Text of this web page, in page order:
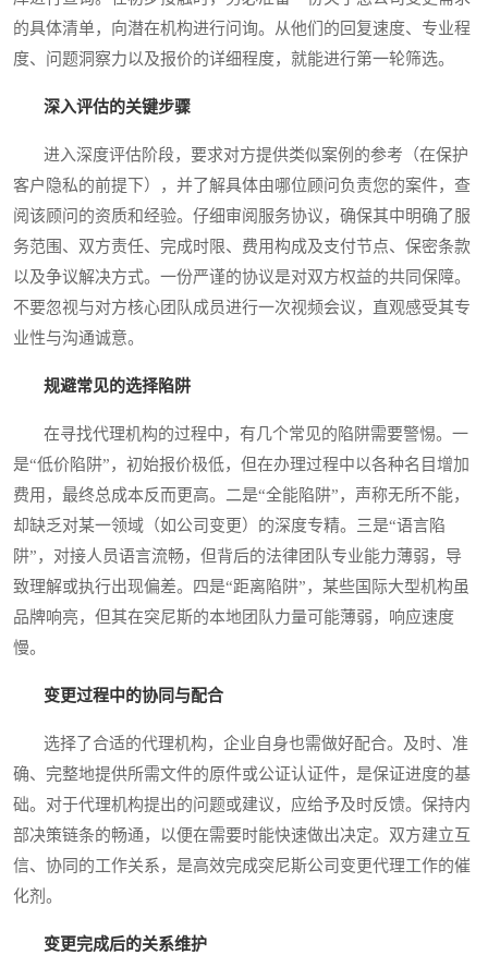
的具体清单，向潜在机构进行问询。从他们的回复速度、专业程
度、问题洞察力以及报价的详细程度，就能进行第一轮筛选。
深入评估的关键步骤
进入深度评估阶段，要求对方提供类似案例的参考（在保护
客户隐私的前提下），并了解具体由哪位顾问负责您的案件，查
阅该顾问的资质和经验。仔细审阅服务协议，确保其中明确了服
务范围、双方责任、完成时限、费用构成及支付节点、保密条款
以及争议解决方式。一份严谨的协议是对双方权益的共同保障。
不要忽视与对方核心团队成员进行一次视频会议，直观感受其专
业性与沟通诚意。
规避常见的选择陷阱
在寻找代理机构的过程中，有几个常见的陷阱需要警惕。一
是“低价陷阱”，初始报价极低，但在办理过程中以各种名目增加
费用，最终总成本反而更高。二是“全能陷阱”，声称无所不能，
却缺乏对某一领域（如公司变更）的深度专精。三是“语言陷
阱”，对接人员语言流畅，但背后的法律团队专业能力薄弱，导
致理解或执行出现偏差。四是“距离陷阱”，某些国际大型机构虽
品牌响亮，但其在突尼斯的本地团队力量可能薄弱，响应速度
慢。
变更过程中的协同与配合
选择了合适的代理机构，企业自身也需做好配合。及时、准
确、完整地提供所需文件的原件或公证认证件，是保证进度的基
础。对于代理机构提出的问题或建议，应给予及时反馈。保持内
部决策链条的畅通，以便在需要时能快速做出决定。双方建立互
信、协同的工作关系，是高效完成突尼斯公司变更代理工作的催
化剂。
变更完成后的关系维护